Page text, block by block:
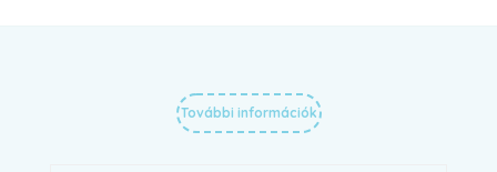
További információk